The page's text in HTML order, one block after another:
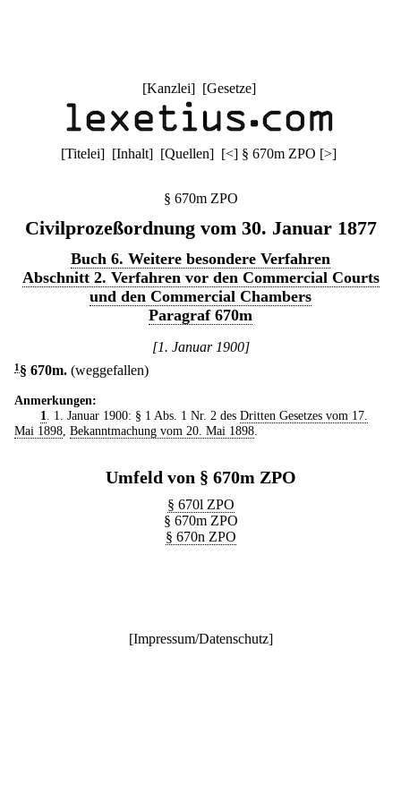
[Kanzlei] [Gesetze]
[Titelei] [Inhalt] [Quellen] [<] § 670m ZPO [>]
§ 670m ZPO
Civilprozeßordnung vom 30. Januar 1877
Buch 6. Weitere besondere Verfahren
Abschnitt 2. Verfahren vor den Commercial Courts
und den Commercial Chambers
Paragraf 670m
[1. Januar 1900]
1 § 670m. (weggefallen)
Anmerkungen:
1
. 1. Januar 1900: § 1 Abs. 1 Nr. 2 des Dritten Gesetzes vom 17.
Mai 1898 Bekanntmachung vom 20. Mai 1898
Umfeld von § 670m ZPO
§ 670l ZPO
§ 670m ZPO
§ 670n ZPO
[Impressum/Datenschutz]